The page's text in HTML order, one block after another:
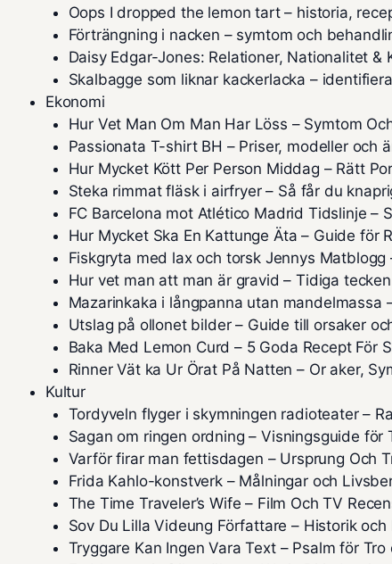
Oops I dropped the lemon tart – historia,
Förträngning i nacken – symtom och
Daisy Edgar-Jones: Relationer, Nationalitet &
Skalbagge som liknar kackerlacka –
Ekonomi
Hur Vet Man Om Man Har Löss – Symtom
Passionata T-shirt BH – Priser, modeller och
Hur Mycket Kött Per Person Middag – Rätt
Steka rimmat fläsk i airfryer – Så får du
FC Barcelona mot Atlético Madrid Tidslinje –
Hur Mycket Ska En Kattunge Äta – Guide för
Fiskgryta med lax och torsk Jennys Matblogg
Hur vet man att man är gravid – Tidiga
Mazarinkaka i långpanna utan mandelmassa
Utslag på ollonet bilder – Guide till orsaker
Baka Med Lemon Curd – 5 Goda Recept För
Rinner Vät ka Ur Örat På Natten – Or aker,
Kultur
Tordyveln flyger i skymningen radioteater –
Sagan om ringen ordning – Visningsguide för
Varför firar man fettisdagen – Ursprung Och
Frida Kahlo-konstverk – Målningar och
The Time Traveler’s Wife – Film Och TV
Sov Du Lilla Videung Författare – Historik och
Tryggare Kan Ingen Vara Text – Psalm för